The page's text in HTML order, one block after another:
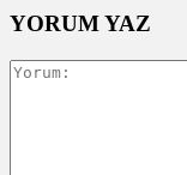
YORUM YAZ